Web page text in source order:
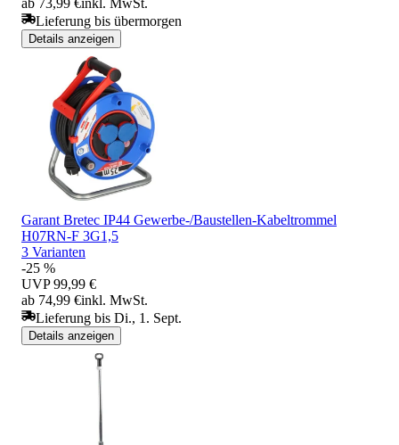
Lieferung bis übermorgen
Details anzeigen
Garant Bretec IP44 Gewerbe-/Baustellen-Kabeltrommel
H07RN-F 3G1,5
3 Varianten
-25 %
UVP 99,99 €
ab 74,99 €inkl. MwSt.
Lieferung bis Di., 1. Sept.
Details anzeigen